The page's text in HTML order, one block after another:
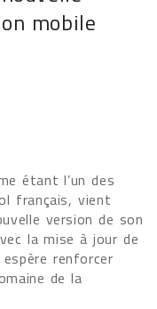
mobile
étant l’un des
français, vient
version de son
la mise à jour de
renforcer
de la